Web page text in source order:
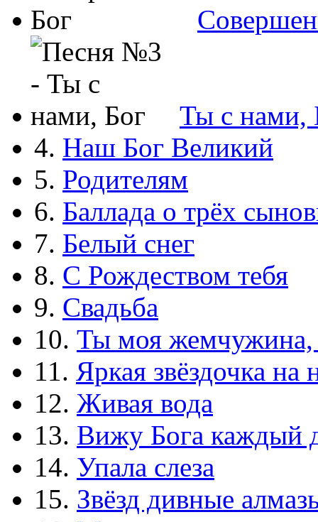
Ты с нами,
4. Наш Бог Великий
5. Родителям
6. Баллада о трёх
7. Белый снег
8. С Рождеством тебя
9. Свадьба
10. Ты моя жемчужина,
11. Яркая звёздочка на
12. Живая вода
13. Вижу Бога каждый
14. Упала слеза
15. Звёзд дивные